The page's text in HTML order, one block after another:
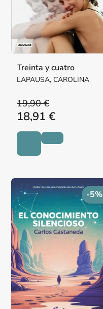
Treinta y cuatro
LAPAUSA, CAROLINA
19,90 €
18,91 €
-5%